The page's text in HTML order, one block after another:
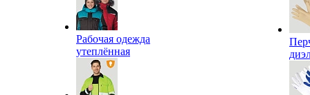
Рабочая одежда
утеплённая